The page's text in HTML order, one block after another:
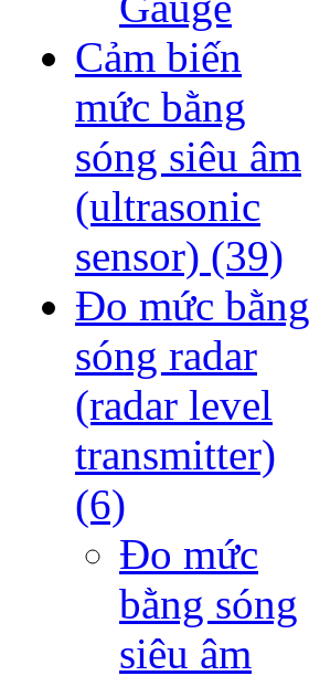
Cảm biến
mức bằng
sóng siêu âm
(ultrasonic
sensor) (39)
Đo mức bằng
sóng radar
(radar level
transmitter)
(6)
Đo mức
bằng sóng
siêu âm